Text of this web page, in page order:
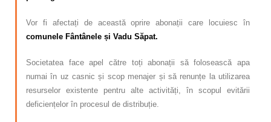
Vor fi afectați de această oprire abonații care locuiesc în
comunele Fântânele și Vadu Săpat.
Societatea face apel către toți abonații să folosească apa
numai în uz casnic și scop menajer și să renunțe la utilizarea
resurselor existente pentru alte activități, în scopul evitării
deficiențelor în procesul de distribuție.